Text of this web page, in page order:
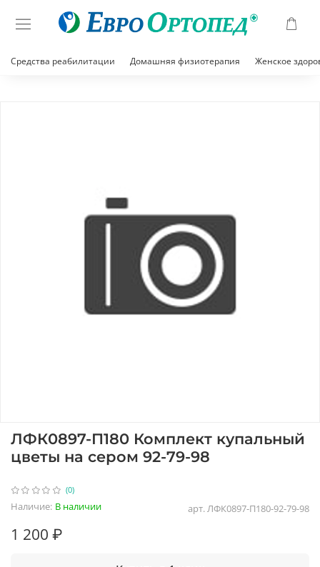
Средства реабилитации Домашняя физиотерапия Женское
(0)
арт.ЛФК0897-П180-92-79-98
Наличие: В наличии
ЛФК0897-П180 Комплект купальный
цветы на сером 92-79-98
1 200 ₽